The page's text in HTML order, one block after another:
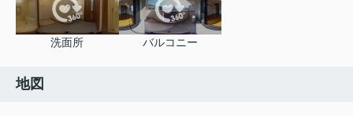
洗面所 バルコニー
地図